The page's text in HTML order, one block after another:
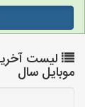
لیست
موبایل سال